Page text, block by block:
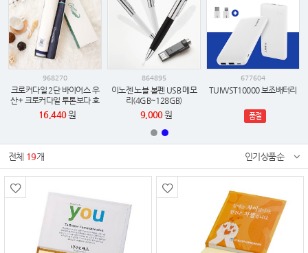
968270
크로커다일 2단 바이어스 우
산+ 크로커다일 투톤보다 호
텔 수건세트
16,440원
864895
이노젠 노블 볼펜 USB 메모
리(4GB~128GB)
9,000원
677604
TUIWST10000 보조배터리
품절
전체 19개 인기상품순